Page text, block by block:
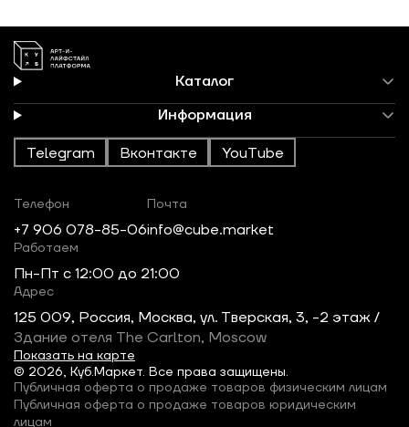
Каталог
Информация
Telegram Вконтакте YouTube
© 2026, Куб.Маркет. Все права защищены.
Телефон
+7 906 078-85-06
Почта
info@cube.market
Работаем
Пн-Пт c 12:00 до 21:00
Адрес
125 009, Россия, Москва, ул. Тверская, 3, -2 этаж /
Здание отеля The Carlton, Moscow
Показать на карте
Публичная оферта о продаже товаров физическим лицам
Публичная оферта о продаже товаров юридическим
лицам